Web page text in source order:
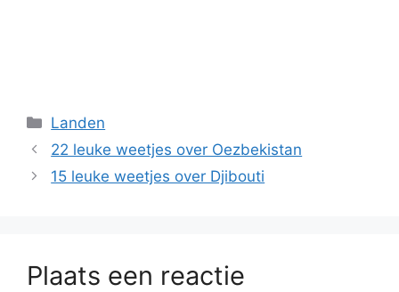
Categorieën
Landen
22 leuke weetjes over Oezbekistan
15 leuke weetjes over Djibouti
Plaats een reactie